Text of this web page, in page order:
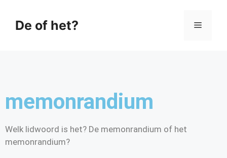
De of het?
memonrandium
Welk lidwoord is het? De memonrandium of het
memonrandium?